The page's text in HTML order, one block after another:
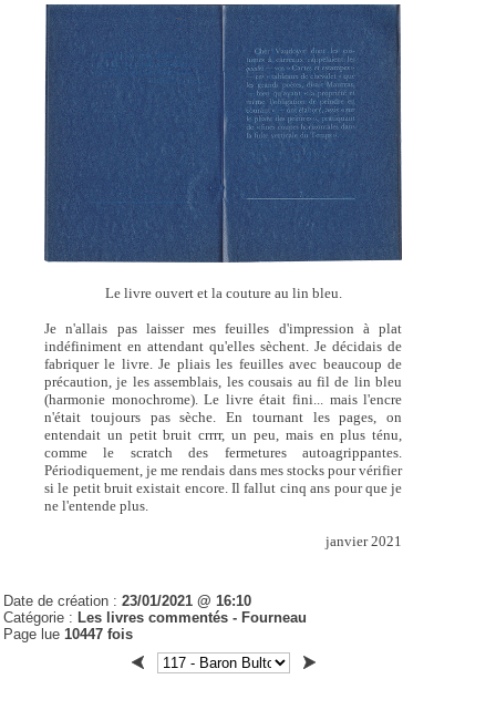
Le livre ouvert et la couture au lin bleu.
Je n'allais pas laisser mes feuilles d'impression à plat
indéfiniment en attendant qu'elles sèchent. Je décidais de
fabriquer le livre. Je pliais les feuilles avec beaucoup de
précaution, je les assemblais, les cousais au fil de lin bleu
(harmonie monochrome). Le livre était fini... mais l'encre
n'était toujours pas sèche. En tournant les pages, on
entendait un petit bruit crrrr, un peu, mais en plus ténu,
comme le scratch des fermetures autoagrippantes.
Périodiquement, je me rendais dans mes stocks pour vérifier
si le petit bruit existait encore. Il fallut cinq ans pour que je
ne l'entende plus.
janvier 2021
Date de création :23/01/2021 @ 16:10
Catégorie :Les livres commentés -Fourneau
Page lue 10447 fois